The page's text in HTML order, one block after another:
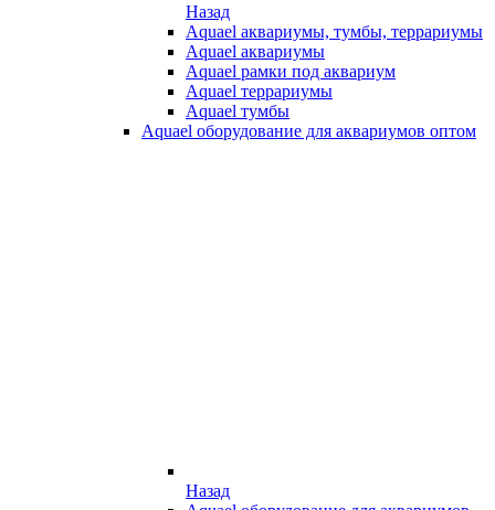
Назад
Aquael аквариумы, тумбы, террариумы
Aquael аквариумы
Aquael рамки под аквариум
Aquael террариумы
Aquael тумбы
Aquael оборудование для аквариумов оптом
Назад